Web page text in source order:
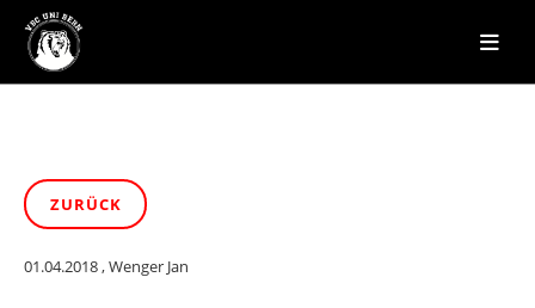
ZURÜCK
01.04.2018, Wenger Jan